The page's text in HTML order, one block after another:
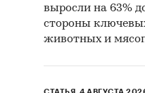
выросли на 63%
стороны
животных и